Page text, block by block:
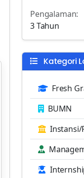
Pengalaman:
3 Tahun
Kategori
Fresh
BUMN
Instansi/